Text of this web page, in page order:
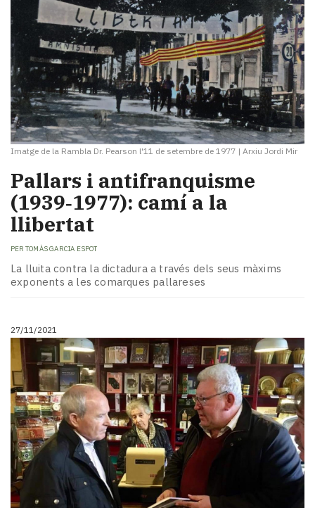
Imatge de la Rambla Dr. Pearson l'11 de setembre de 1977 | Arxiu Jordi Mir
Pallars i antifranquisme
(1939‑1977): camí a la
llibertat
PER TOMÀS GARCIA ESPOT
La lluita contra la dictadura a través dels seus màxims
exponents a les comarques pallareses
27/11/2021